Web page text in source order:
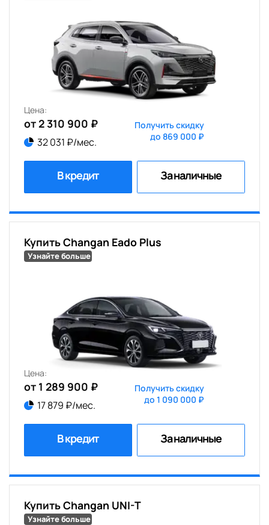
Цена:
от 2 310 900 ₽
32 031 ₽/мес.
Получить скидку
до 869 000 ₽
В кредит За наличные
Купить Changan Eado Plus
Узнайте больше
Цена:
от 1 289 900 ₽
17 879 ₽/мес.
Получить скидку
до 1 090 000 ₽
В кредит За наличные
Купить Changan UNI-T
Узнайте больше